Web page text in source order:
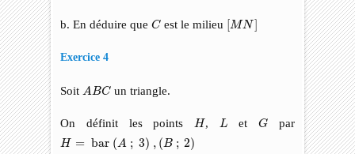
b. En déduire queC
C est le milieu [MN ]
[MN]
Exercice 4
Soit ABC
A BC un triangle.
On définit les points H
H, L
L et G
Gpar
H = bar (A ; 3) , (B ; 2)
H= bar ; 3 (B 2 )